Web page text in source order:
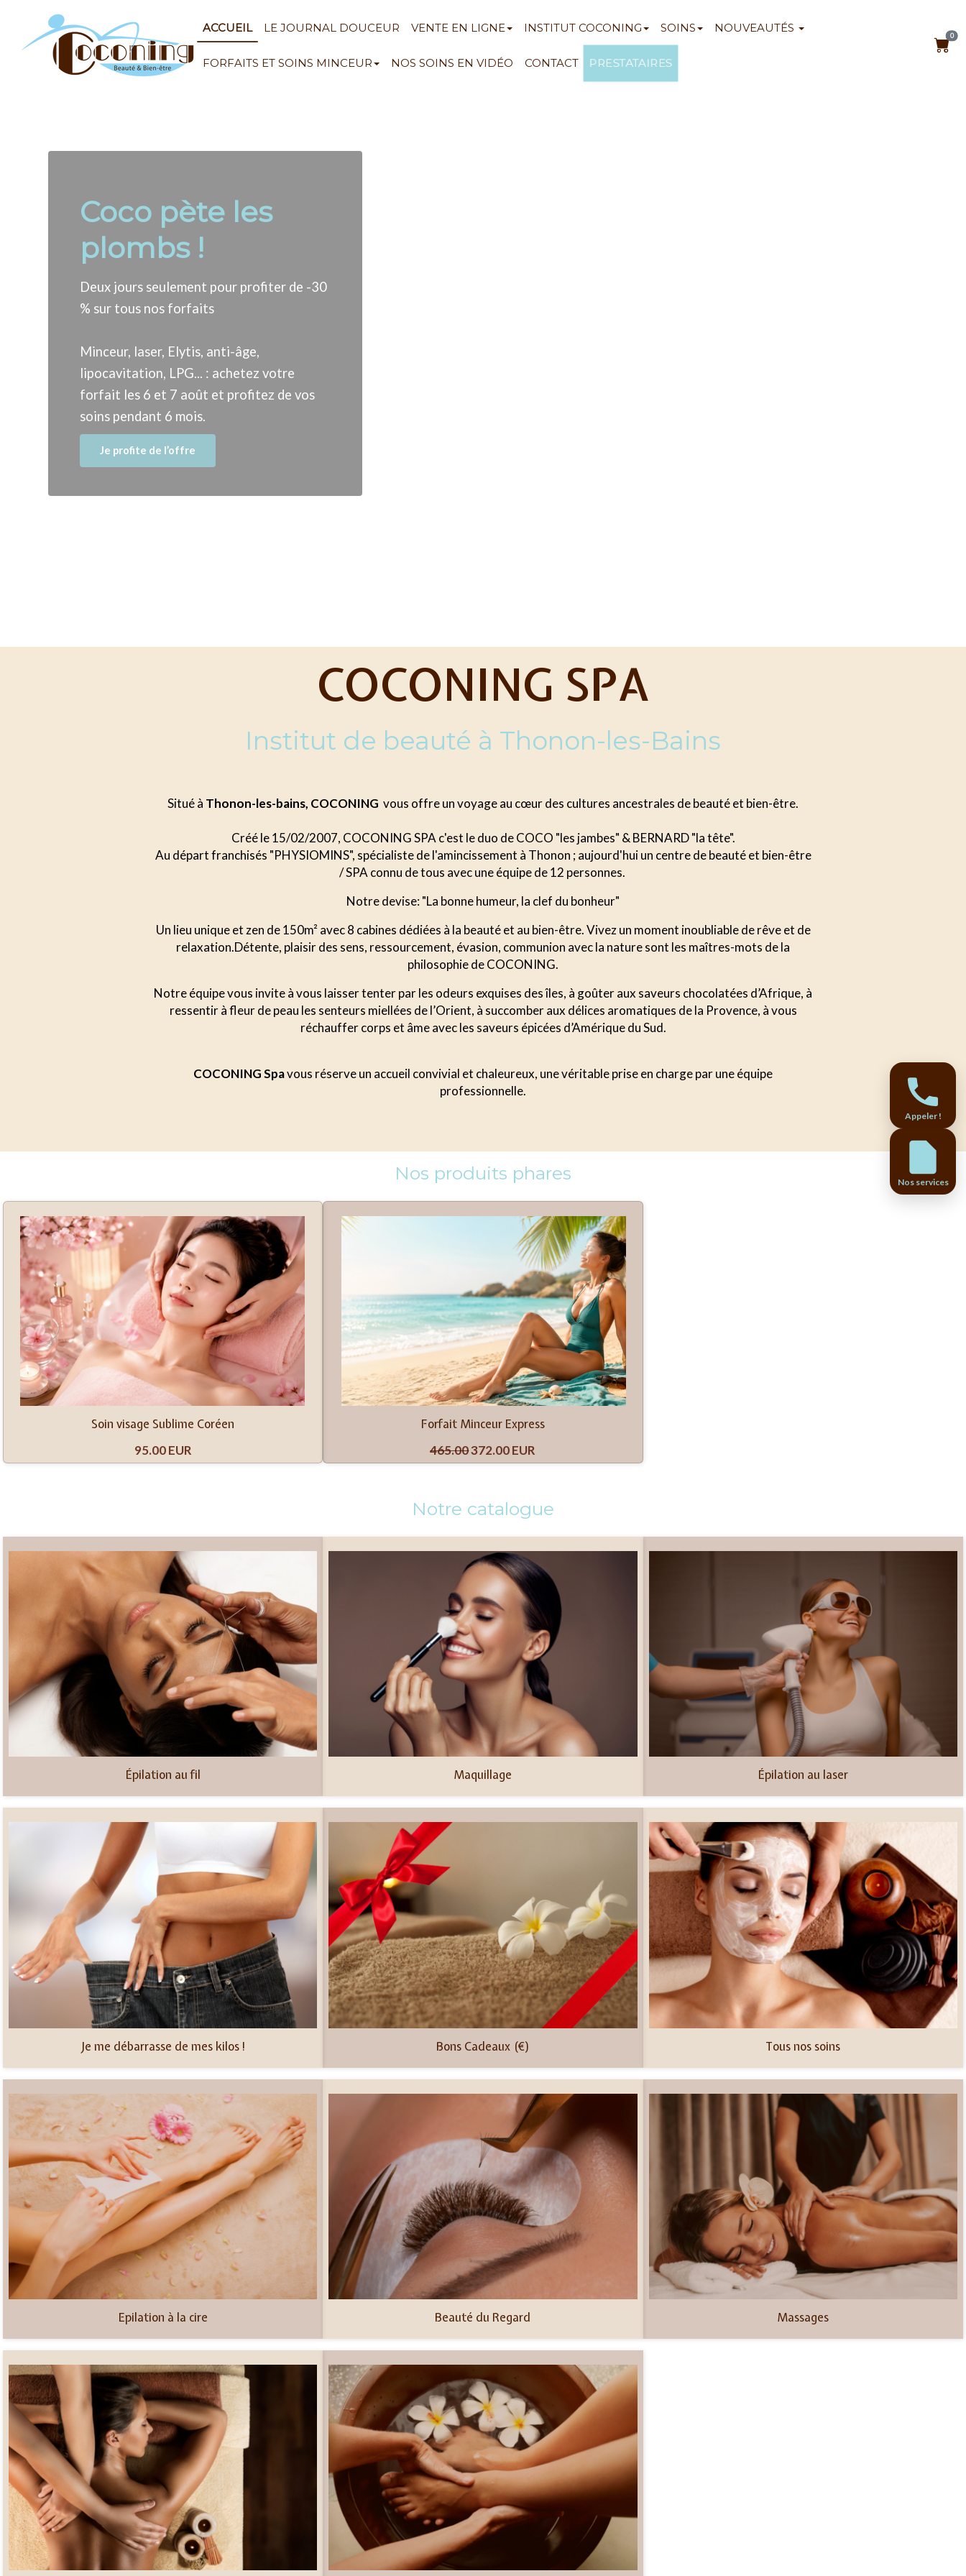
Coco pète les
plombs !
Deux jours seulement pour profiter de -30
% sur tous nos forfaits
Minceur, laser, Elytis, anti-âge,
lipocavitation, LPG... : achetez votre
forfait les 6 et 7 août et profitez de vos
soins pendant 6 mois.
Je profite de l’offre
ACCUEIL LE JOURNAL DOUCEUR VENTE EN LIGNE INSTITUT COCONING SOINS NOUVEAUTÉS
FORFAITS ET SOINS MINCEUR NOS SOINS EN VIDÉO CONTACT PRESTATAIRES
0
COCONING SPA
Institut de beauté à Thonon-les-Bains
Situé à Thonon-les-bains, COCONING vous offre un voyage au cœur des cultures ancestrales de beauté et bien-être.
Créé le 15/02/2007, COCONING SPA c'est le duo de COCO "les jambes" & BERNARD "la tête".
Au départ franchisés "PHYSIOMINS", spécialiste de l'amincissement à Thonon ; aujourd'hui un centre de beauté et bien-être
/ SPA connu de tous avec une équipe de 12 personnes.
Notre devise: "La bonne humeur, la clef du bonheur"
Un lieu unique et zen de 150m² avec 8 cabines dédiées à la beauté et au bien-être. Vivez un moment inoubliable de rêve et de
relaxation.Détente, plaisir des sens, ressourcement, évasion, communion avec la nature sont les maîtres-mots de la
philosophie de COCONING.
Notre équipe vous invite à vous laisser tenter par les odeurs exquises des îles, à goûter aux saveurs chocolatées d’Afrique, à
ressentir à fleur de peau les senteurs miellées de l’Orient, à succomber aux délices aromatiques de la Provence, à vous
réchauffer corps et âme avec les saveurs épicées d’Amérique du Sud.
COCONING Spavous réserve un accueil convivial et chaleureux, une véritable prise en charge par une équipe
professionnelle.
Nos produits phares
Soin visage Sublime Coréen
95.00 EUR
Forfait Minceur Express
465.00372.00 EUR
Notre catalogue
Épilation au fil Maquillage Épilation au laser
Je me débarrasse de mes kilos ! Bons Cadeaux (€) Tous nos soins
Epilation à la cire Beauté du Regard Massages
Appeler !
Nos services